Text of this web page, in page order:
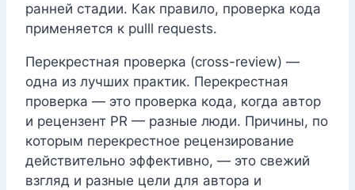
ранней стадии. Как правило, проверка кода
применяется к pulll requests.
Перекрестная проверка (cross-review) —
одна из лучших практик. Перекрестная
проверка — это проверка кода, когда автор
и рецензент PR — разные люди. Причины, по
которым перекрестное рецензирование
действительно эффективно, — это свежий
взгляд и разные цели для автора и